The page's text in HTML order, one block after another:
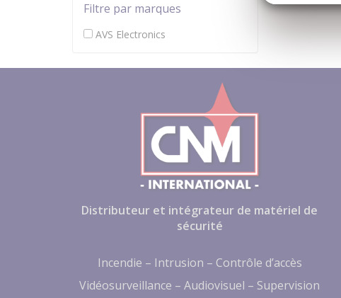
Filtre par marques
AVS Electronics
Distributeur et intégrateur de matériel de
sécurité
Incendie – Intrusion – Contrôle d’accès
Vidéosurveillance – Audiovisuel – Supervision